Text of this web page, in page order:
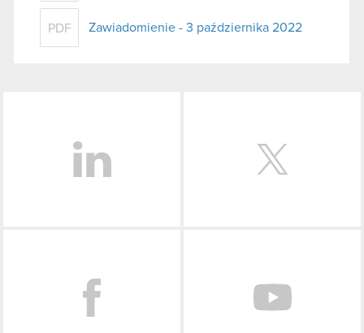
PDF Zawiadomienie - 3 października 2022